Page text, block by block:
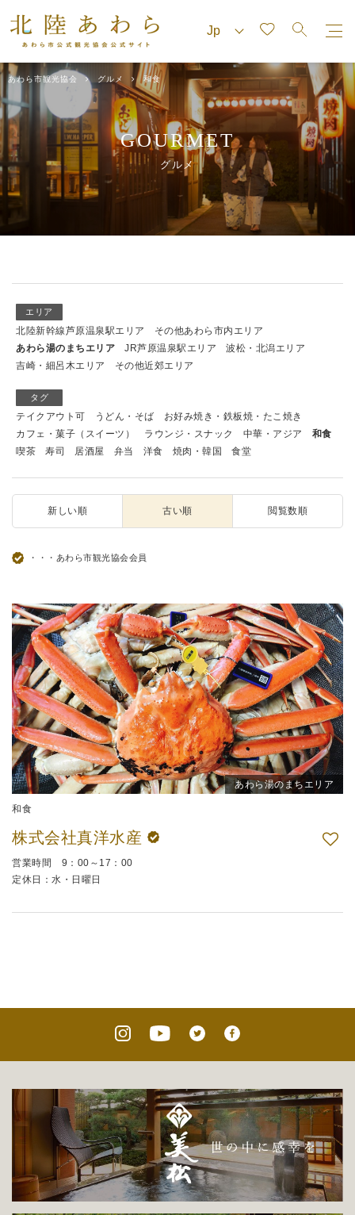
あわら市観光協会 グルメ 和食
GOURMET
グルメ
エリア
北陸新幹線芦原温泉駅エリア
その他あわら市内エリア
あわら湯のまちエリア
JR芦原温泉駅エリア
波松・北潟エリア
吉崎・細呂木エリア
その他近郊エリア
タグ
テイクアウト可 うどん・そば
お好み焼き・鉄板焼・たこ焼き
カフェ・菓子（スイーツ）
ラウンジ・スナック 中華・アジア
和食
喫茶
寿司 居酒屋 弁当 洋食 焼肉・韓国 食堂
新しい順 古い順 閲覧数順
・・・あわら市観光協会会員
あわら湯のまちエリア
和食
株式会社真洋水産
営業時間 9：00～17：00
定休日：水・日曜日